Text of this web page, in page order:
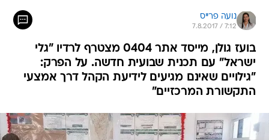
נועה פרייס
7.8.2017 / 7:12
בועז גולן, מייסד אתר 0404 מצטרף לרדיו "גלי
ישראל" עם תכנית שבועית חדשה. על הפרק:
"גילויים שאינם מגיעים לידיעת הקהל דרך אמצעי
התקשורת המרכזיים"